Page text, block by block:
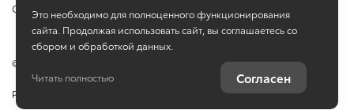
Сбросить cookie
©
Работает на технологиях
Это необходимо для полноценного функционирования
сайта. Продолжая использовать сайт, вы соглашаетесь со
сбором и обработкой данных.
Читать полностью Согласен